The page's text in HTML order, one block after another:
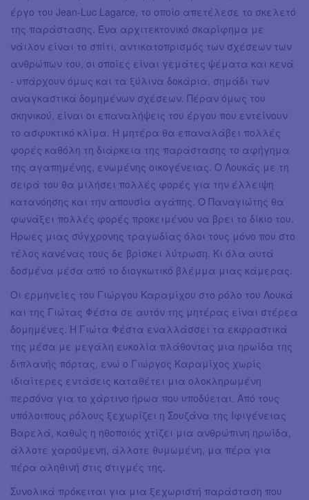
έργο του Jean-Luc Lagarce, το οποίο απετέλεσε το σκελετό
της παράστασης. Ένα αρχιτεκτονικό σκαρίφημα με
νάιλον είναι το σπίτι, αντικατοπρισμός των σχέσεων των
ανθρώπων του, οι οποίες είναι γεμάτες ψέματα και κενά
- υπάρχουν όμως και τα ξύλινα δοκάρια, σημάδι των
αναγκαστικά δομημένων σχέσεων. Πέραν όμως του
σκηνικού, είναι οι επαναλήψεις του έργου που εντείνουν
το ασφυκτικό κλίμα. Η μητέρα θα επαναλάβει πολλές
φορές καθόλη τη διάρκεια της παράστασης το αφήγημα
της αγαπημένης, ενωμένης οικογένειας. Ο Λουκάς με τη
σειρά του θα μιλήσει πολλές φορές για την έλλειψη
κατανόησης και την απουσία αγάπης. Ο Παναγιώτης θα
φωνάξει πολλές φορές προκειμένου να βρει το δίκιο του.
Ήρωες μιας σύγχρονης τραγωδίας όλοι τους μόνο που στο
τέλος κανένας τους δε βρίσκει λύτρωση. Κι όλα αυτά
δοσμένα μέσα από το διογκωτικό βλέμμα μιας κάμερας.
Οι ερμηνείες του Γιώργου Καραμίχου στο ρόλο του Λουκά
και της Γιώτας Φέστα σε αυτόν της μητέρας είναι στέρεα
δομημένες. Η Γιώτα Φέστα εναλλάσσει τα εκφραστικά
της μέσα με μεγάλη ευκολία πλάθοντας μια ηρωίδα της
διπλανής πόρτας, ενώ ο Γιώργος Καραμίχος χωρίς
ιδιαίτερες εντάσεις καταθέτει μια ολοκληρωμένη
περσόνα για το χάρτινο ήρωα που υποδύεται. Από τους
υπόλοιπους ρόλους ξεχωρίζει η Σουζάνα της Ιφιγένειας
Βαρελά, καθώς η ηθοποιός χτίζει μια ανθρώπινη ηρωίδα,
άλλοτε χαρούμενη, άλλοτε θυμωμένη, μα πέρα για
πέρα αληθινή στις στιγμές της.
Συνολικά πρόκειται για μια ξεχωριστή παράσταση που